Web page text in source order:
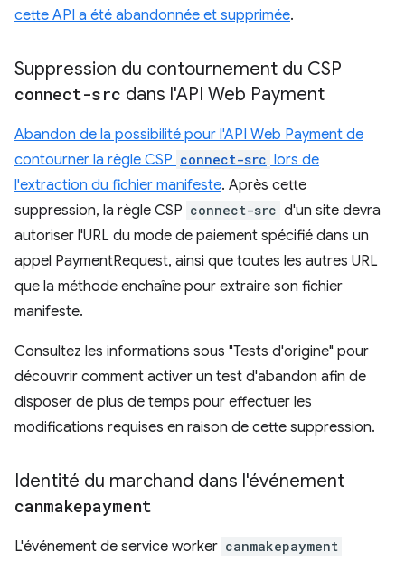
cette API a été abandonnée et supprimée.
Suppression du contournement du CSP
connect-src dans l'API Web Payment
Abandon de la possibilité pour l'API Web Payment de
contourner la règle CSP connect-src lors de
l'extraction du fichier manifeste. Après cette
suppression, la règle CSP connect-src d'un site devra
autoriser l'URL du mode de paiement spécifié dans un
appel PaymentRequest, ainsi que toutes les autres URL
que la méthode enchaîne pour extraire son fichier
manifeste.
Consultez les informations sous "Tests d'origine" pour
découvrir comment activer un test d'abandon afin de
disposer de plus de temps pour effectuer les
modifications requises en raison de cette suppression.
Identité du marchand dans l'événement
canmakepayment
L'événement de service worker canmakepayment